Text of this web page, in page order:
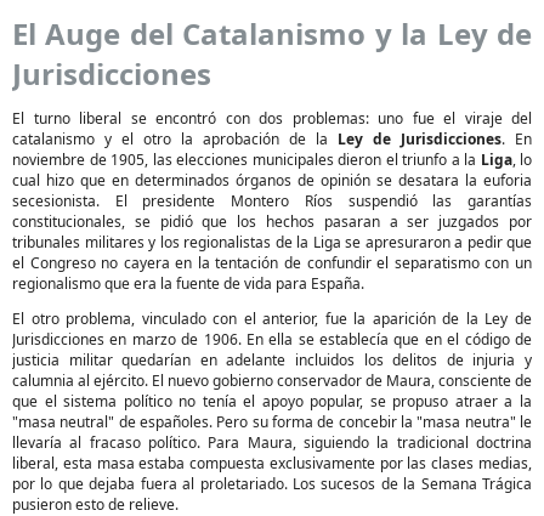
El Auge del Catalanismo y la Ley de
Jurisdicciones
El turno liberal se encontró con dos problemas: uno fue el viraje del
catalanismo y el otro la aprobación de la Ley de Jurisdicciones. En
noviembre de 1905, las elecciones municipales dieron el triunfo a la Liga, lo
cual hizo que en determinados órganos de opinión se desatara la euforia
secesionista. El presidente Montero Ríos suspendió las garantías
constitucionales, se pidió que los hechos pasaran a ser juzgados por
tribunales militares y los regionalistas de la Liga se apresuraron a pedir que
el Congreso no cayera en la tentación de confundir el separatismo con un
regionalismo que era la fuente de vida para España.
El otro problema, vinculado con el anterior, fue la aparición de la Ley de
Jurisdicciones en marzo de 1906. En ella se establecía que en el código de
justicia militar quedarían en adelante incluidos los delitos de injuria y
calumnia al ejército. El nuevo gobierno conservador de Maura, consciente de
que el sistema político no tenía el apoyo popular, se propuso atraer a la
"masa neutral" de españoles. Pero su forma de concebir la "masa neutra" le
llevaría al fracaso político. Para Maura, siguiendo la tradicional doctrina
liberal, esta masa estaba compuesta exclusivamente por las clases medias,
por lo que dejaba fuera al proletariado. Los sucesos de la Semana Trágica
pusieron esto de relieve.